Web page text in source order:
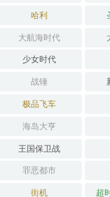
哈利
大航海时代
少女时代
战锤
极品飞车
海岛大亨
王国保卫战
罪恶都市
街机 超